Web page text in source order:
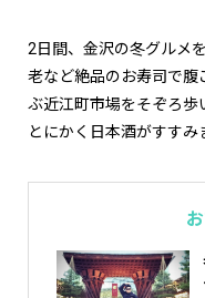
2日間、金沢の冬グルメ
老など絶品のお寿司で腹
ぶ近江町市場をそぞろ歩
とにかく日本酒がすすみ